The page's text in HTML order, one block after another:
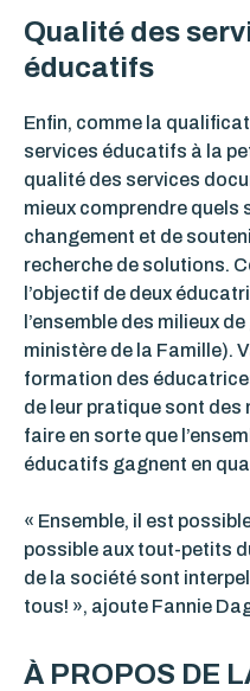
Qualité des
éducatifs
Enfin, comme la
services éducatifs à la
qualité des services
mieux comprendre quels
changement et de
recherche de solutions.
l’objectif de deux
l’ensemble des milieux
ministère de la Famille).
formation des
de leur pratique sont
faire en sorte que
éducatifs gagnent en
« Ensemble, il est
possible aux tout-petits
de la société sont
tous! », ajoute Fannie
À PROPOS DE